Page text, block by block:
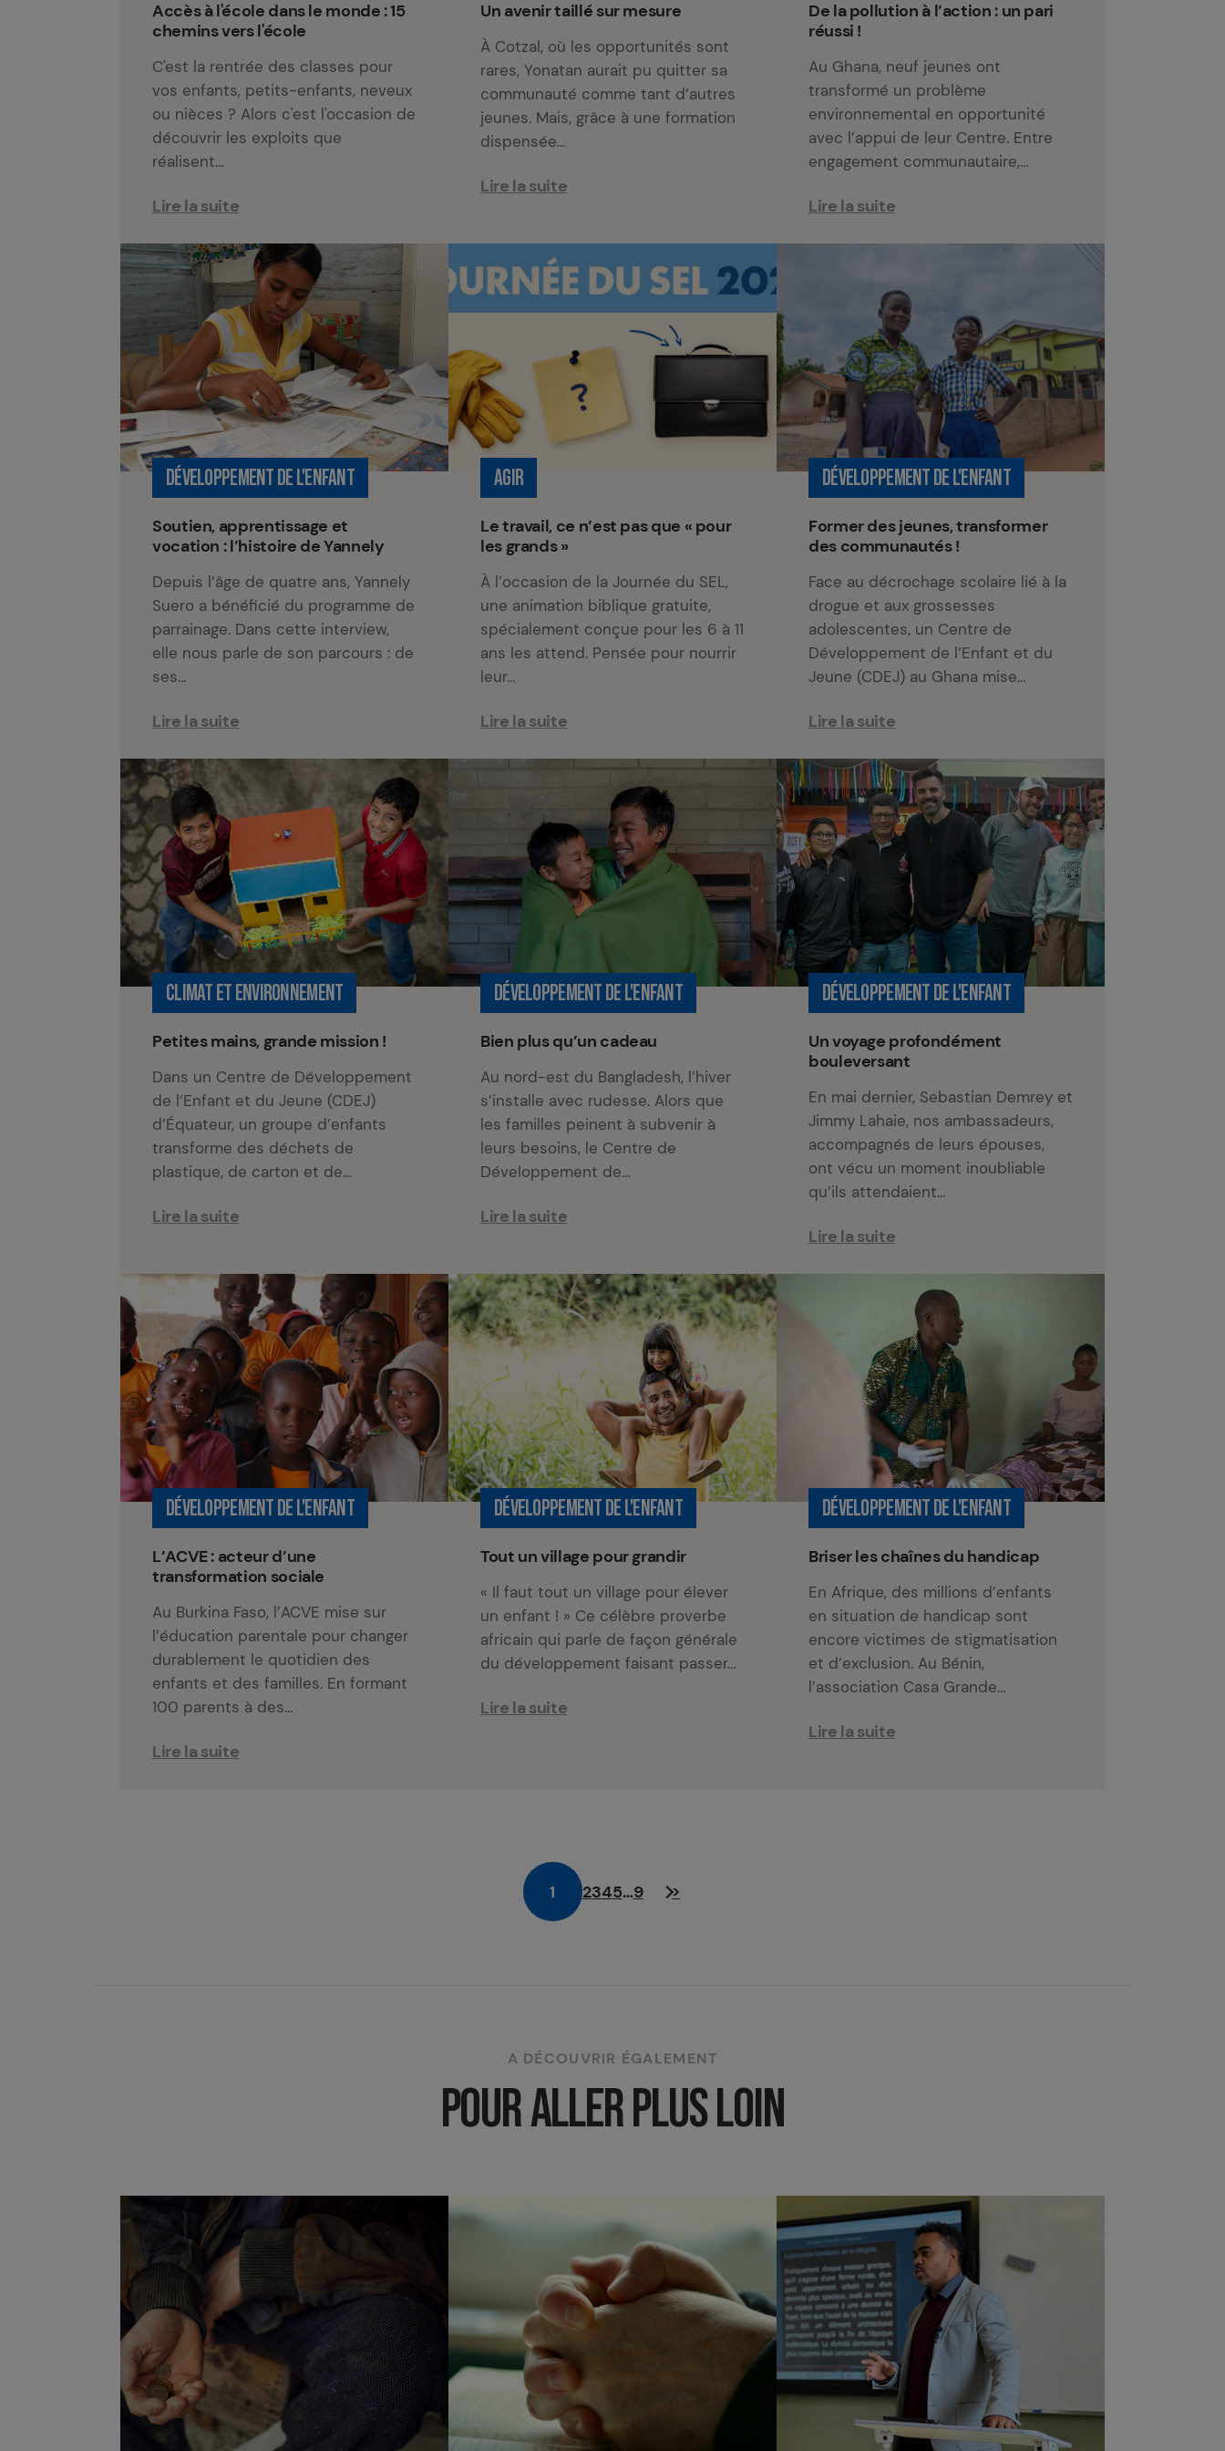
Accès à l'école dans le monde : 15
chemins vers l'école
C'est la rentrée des classes pour
vos enfants, petits-enfants, neveux
ou nièces ? Alors c'est l'occasion de
découvrir les exploits que
réalisent…
Lire la suite
Un avenir taillé sur mesure
À Cotzal, où les opportunités sont
rares, Yonatan aurait pu quitter sa
communauté comme tant d’autres
jeunes. Mais, grâce à une formation
dispensée…
Lire la suite
De la pollution à l’action : un pari
réussi !
Au Ghana, neuf jeunes ont
transformé un problème
environnemental en opportunité
avec l’appui de leur Centre. Entre
engagement communautaire,…
Lire la suite
DÉVELOPPEMENT DE L'ENFANT
Soutien, apprentissage et
vocation : l’histoire de Yannely
Depuis l’âge de quatre ans, Yannely
Suero a bénéficié du programme de
parrainage. Dans cette interview,
elle nous parle de son parcours : de
ses…
Lire la suite
AGIR
Le travail, ce n’est pas que « pour
les grands »
À l’occasion de la Journée du SEL,
une animation biblique gratuite,
spécialement conçue pour les 6 à 11
ans les attend. Pensée pour nourrir
leur…
Lire la suite
DÉVELOPPEMENT DE L'ENFANT
Former des jeunes, transformer
des communautés !
Face au décrochage scolaire lié à la
drogue et aux grossesses
adolescentes, un Centre de
Développement de l’Enfant et du
Jeune (CDEJ) au Ghana mise…
Lire la suite
CLIMAT ET ENVIRONNEMENT
Petites mains, grande mission !
Dans un Centre de Développement
de l’Enfant et du Jeune (CDEJ)
d’Équateur, un groupe d’enfants
transforme des déchets de
plastique, de carton et de…
Lire la suite
DÉVELOPPEMENT DE L'ENFANT
Bien plus qu’un cadeau
Au nord-est du Bangladesh, l’hiver
s’installe avec rudesse. Alors que
les familles peinent à subvenir à
leurs besoins, le Centre de
Développement de…
Lire la suite
DÉVELOPPEMENT DE L'ENFANT
Un voyage profondément
bouleversant
En mai dernier, Sebastian Demrey et
Jimmy Lahaie, nos ambassadeurs,
accompagnés de leurs épouses,
ont vécu un moment inoubliable
qu’ils attendaient…
Lire la suite
DÉVELOPPEMENT DE L'ENFANT
L’ACVE : acteur d’une
transformation sociale
Au Burkina Faso, l’ACVE mise sur
l’éducation parentale pour changer
durablement le quotidien des
enfants et des familles. En formant
100 parents à des…
Lire la suite
DÉVELOPPEMENT DE L'ENFANT
Tout un village pour grandir
« Il faut tout un village pour élever
un enfant ! » Ce célèbre proverbe
africain qui parle de façon générale
du développement faisant passer…
Lire la suite
DÉVELOPPEMENT DE L'ENFANT
Briser les chaînes du handicap
En Afrique, des millions d’enfants
en situation de handicap sont
encore victimes de stigmatisation
et d’exclusion. Au Bénin,
l’association Casa Grande…
Lire la suite
1 2345…9 >
A DÉCOUVRIR ÉGALEMENT
POUR ALLER PLUS LOIN